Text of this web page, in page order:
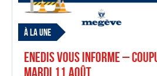
À LA UNE
Enedis vous informe –
mardi 11 août